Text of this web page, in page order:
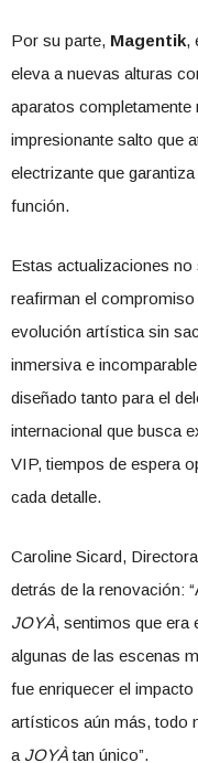
Por su parte, Magentik,
eleva a nuevas alturas
aparatos
impresionante salto que
electrizante que
función.
Estas actualizaciones
reafirman el compromiso
evolución artística sin
inmersiva e
diseñado tanto para el
internacional que busca
VIP, tiempos de espera
cada detalle.
Caroline Sicard,
detrás de la renovación:
JOYÀ, sentimos que era
algunas de las escenas
fue enriquecer el
artísticos aún más, todo
a JOYÀtan único”.